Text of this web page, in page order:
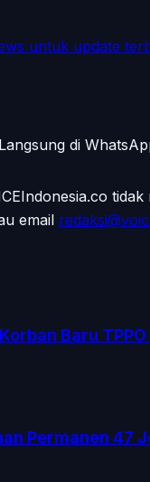
untuk update
di
email
Baru
Permanen 47